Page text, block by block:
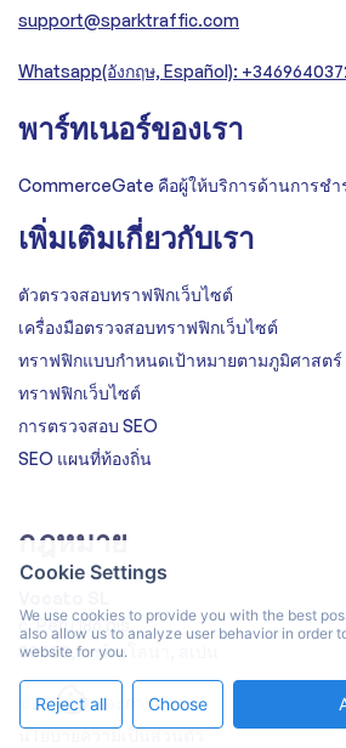
support@sparktraffic.com
Whatsapp(อังกฤษ, Español):
พาร์ทเนอร์ของเรา
CommerceGate คือผู้ให้บริการด้านการชำ
เพิ่มเติมเกี่ยวกับเรา
ตัวตรวจสอบทราฟฟิกเว็บไซต์
เครื่องมือตรวจสอบทราฟฟิกเว็บไซต์
ทราฟฟิกแบบกำหนดเป้าหมายตามภูมิศาสตร์
ทราฟฟิกเว็บไซต์
การตรวจสอบ SEO
SEO แผนที่ท้องถิ่น
กฎหมาย
c. Peru 186 bis,
08020, บาร์เซโลนา, สเปน
ข้อกำหนดและการจัดส่ง
นโยบายความเป็นส่วนตัว
Cookie Settings
We use cookies to provide you with the best
also allow us to analyze user behavior in order
website for you.
Reject all Choose